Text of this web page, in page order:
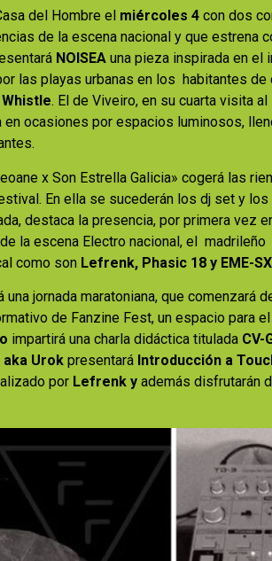
del Hombre el miércoles 4 con dos
de la escena nacional y que estrena
NOISEA una pieza inspirada en el
las playas urbanas en los habitantes
. El de Viveiro, en su cuarta visita
ocasiones por espacios luminosos,
x Son Estrella Galicia» cogerá las
En ella se sucederán los dj set y
destaca la presencia, por primera vez
la escena Electro nacional, el madrileño
como son Lefrenk, Phasic 18 y EME-
una jornada maratoniana, que comenzará
de Fanzine Fest, un espacio para
impartirá una charla didáctica titulada CV-
aka Urok presentará Introducción a
por Lefrenk y además disfrutarán